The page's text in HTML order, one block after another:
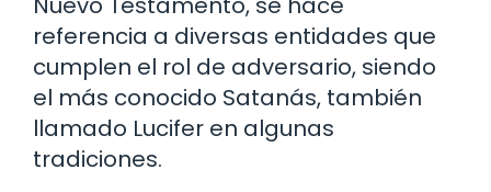
referencia a diversas entidades que
cumplen el rol de adversario, siendo
el más conocido Satanás, también
llamado Lucifer en algunas
tradiciones.